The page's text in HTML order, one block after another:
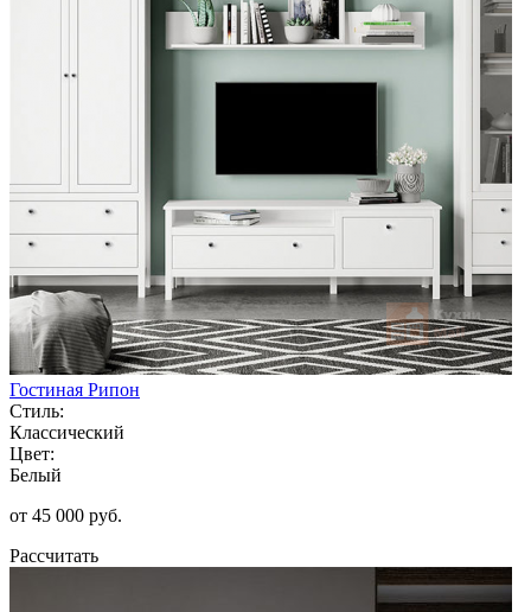
Гостиная Рипон
Стиль:
Классический
Цвет:
Белый
от 45 000 руб.
Рассчитать